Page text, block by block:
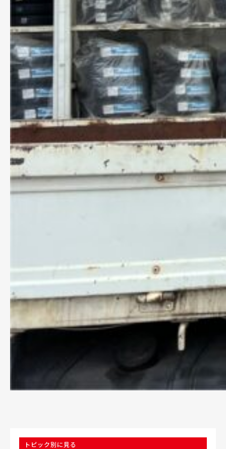
トピック別に見る